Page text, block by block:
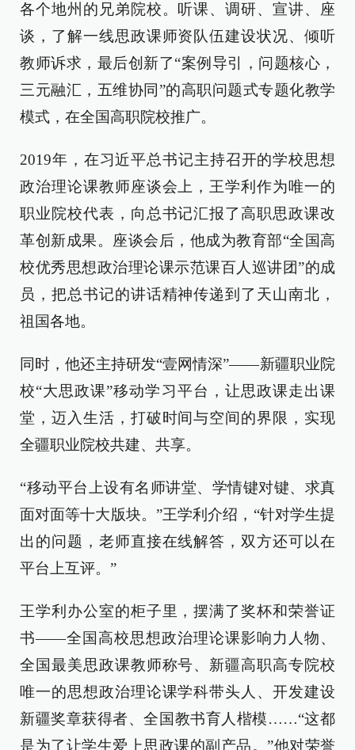
各个地州的兄弟院校。听课、调研、宣讲、座
谈，了解一线思政课师资队伍建设状况、倾听
教师诉求，最后创新了“案例导引，问题核心，
三元融汇，五维协同”的高职问题式专题化教学
模式，在全国高职院校推广。
2019年，在习近平总书记主持召开的学校思想
政治理论课教师座谈会上，王学利作为唯一的
职业院校代表，向总书记汇报了高职思政课改
革创新成果。座谈会后，他成为教育部“全国高
校优秀思想政治理论课示范课百人巡讲团”的成
员，把总书记的讲话精神传递到了天山南北，
祖国各地。
同时，他还主持研发“壹网情深”——新疆职业院
校“大思政课”移动学习平台，让思政课走出课
堂，迈入生活，打破时间与空间的界限，实现
全疆职业院校共建、共享。
“移动平台上设有名师讲堂、学情键对键、求真
面对面等十大版块。”王学利介绍，“针对学生提
出的问题，老师直接在线解答，双方还可以在
平台上互评。”
王学利办公室的柜子里，摆满了奖杯和荣誉证
书——全国高校思想政治理论课影响力人物、
全国最美思政课教师称号、新疆高职高专院校
唯一的思想政治理论课学科带头人、开发建设
新疆奖章获得者、全国教书育人楷模……“这都
是为了让学生爱上思政课的副产品。”他对荣誉